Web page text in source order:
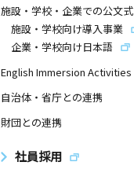
施設・学校・企業での公文式
施設・学校向け導入事業
企業・学校向け日本語
English Immersion Activities
自治体・省庁との連携
財団との連携
社員採用